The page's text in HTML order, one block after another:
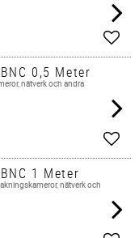
0,5 Meter
nätverk och andra
1 Meter
nätverk och